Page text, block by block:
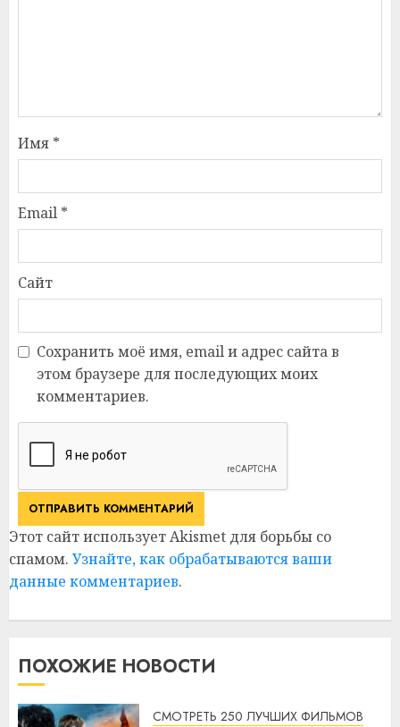
Имя *
Email *
Сайт
Сохранить моё имя, email и адрес сайта в
этом браузере для последующих моих
комментариев.
Этот сайт использует Akismet для борьбы со
спамом. Узнайте, как обрабатываются ваши
данные комментариев.
ПОХОЖИЕ НОВОСТИ
СМОТРЕТЬ 250 ЛУЧШИХ ФИЛЬМОВ